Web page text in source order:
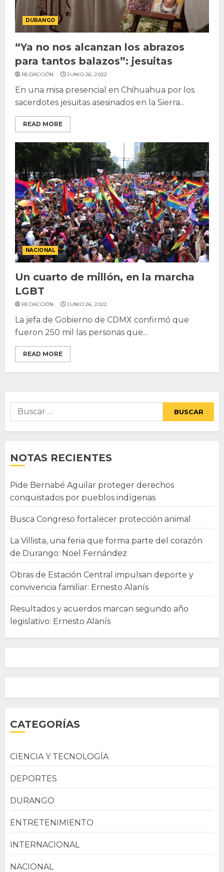
DURANGO
“Ya no nos alcanzan los abrazos
para tantos balazos”: jesuitas
REDACCIÓN JUNIO 26, 2022
En una misa presencial en Chihuahua por los
sacerdotes jesuitas asesinados en la Sierra...
READ MORE
NACIONAL
Un cuarto de millón, en la marcha
LGBT
REDACCIÓN JUNIO 26, 2022
La jefa de Gobierno de CDMX confirmó que
fueron 250 mil las personas que...
READ MORE
Buscar:
NOTAS RECIENTES
Pide Bernabé Aguilar proteger derechos
conquistados por pueblos indígenas
Busca Congreso fortalecer protección animal
La Villista, una feria que forma parte del corazón
de Durango: Noel Fernández
Obras de Estación Central impulsan deporte y
convivencia familiar: Ernesto Alanís
Resultados y acuerdos marcan segundo año
legislativo: Ernesto Alanís
CATEGORÍAS
CIENCIA Y TECNOLOGÍA
DEPORTES
DURANGO
ENTRETENIMIENTO
INTERNACIONAL
NACIONAL